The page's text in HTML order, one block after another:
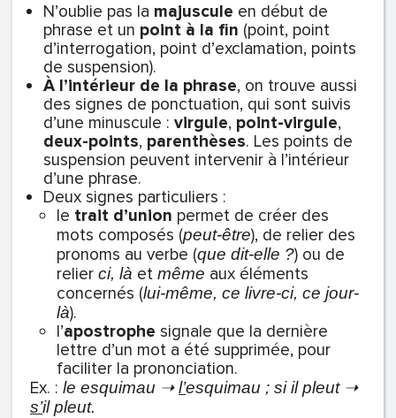
N’oublie pas la majuscule en début de
phrase et un point à la fin (point, point
d’interrogation, point d’exclamation, points
de suspension).
À l’intérieur de la phrase, on trouve aussi
des signes de ponctuation, qui sont suivis
d’une minuscule : virgule, point-virgule,
deux-points, parenthèses. Les points de
suspension peuvent intervenir à l’intérieur
d’une phrase.
Deux signes particuliers :
le trait d’union permet de créer des
mots composés (peut-être), de relier des
pronoms au verbe (que dit-elle ?) ou de
relier ci, là et même aux éléments
concernés (lui-même, ce livre-ci, ce jour-
là).
l’apostrophe signale que la dernière
lettre d’un mot a été supprimée, pour
faciliter la prononciation.
Ex. : le esquimau ➝l’esquimau ; si il pleut ➝
s’il pleut.